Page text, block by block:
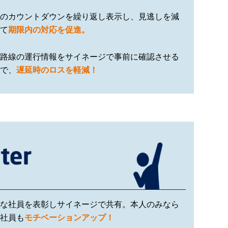
カウントダウンを繰り返し表示し、見逃しを減
期限内の対応を促進。
線の運行情報をサイネージで事前に確認させる
、 遅延時のロスを軽減！
社員を表彰しサイネージで共有。本人のみなら
員もモチベーションアップ！